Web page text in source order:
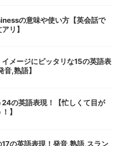
の意味や使い方【英会話で
リ】
メージにピッタリな15の英語表
,熟語】
の英語表現！【忙しくて目が
】
17の英語表現！発音,熟語,スラン